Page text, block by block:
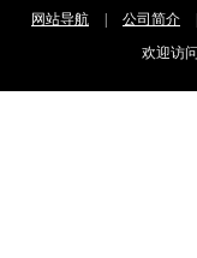
网站导航 公司简介
欢迎访